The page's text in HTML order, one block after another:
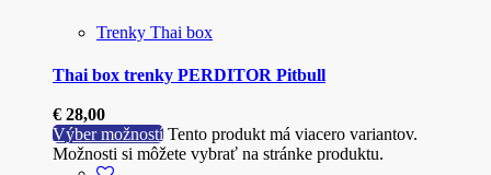
Trenky Thai box
Thai box trenky PERDITOR Pitbull
€ 28,00
Výber možností Tento produkt má viacero variantov.
Možnosti si môžete vybrať na stránke produktu.